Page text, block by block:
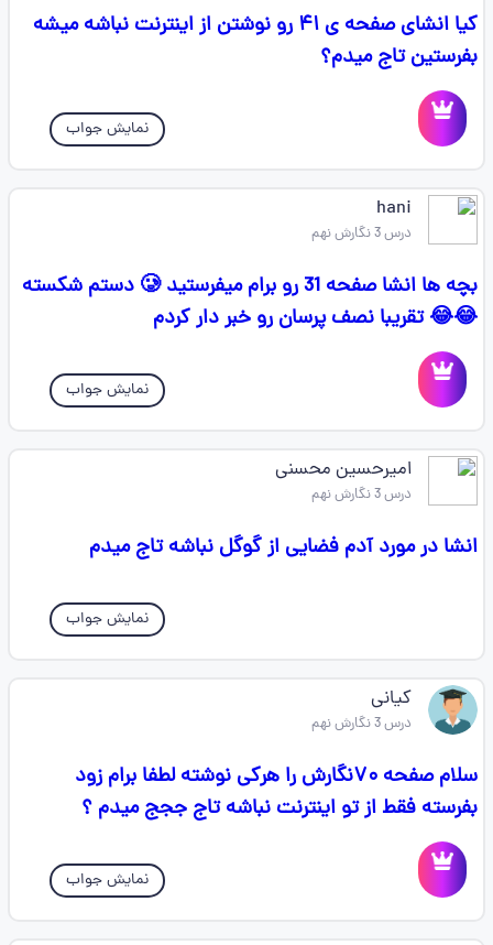
کیا انشای صفحه ی ۴۱ رو نوشتن از اینترنت نباشه میشه
بفرستین تاج میدم؟
نمایش جواب
hani
درس 3 نگارش نهم
بچه ها انشا صفحه 31 رو برام میفرستید 🥲 دستم شکسته
😂😂 تقریبا نصف پرسان رو خبر دار کردم
نمایش جواب
امیرحسین محسنی
درس 3 نگارش نهم
انشا در مورد آدم فضایی از گوگل نباشه تاج میدم
نمایش جواب
کیانی
درس 3 نگارش نهم
سلام صفحه ۷۰نگارش را هرکی نوشته لطفا برام زود
بفرسته فقط از تو اینترنت نباشه تاج ججج میدم ؟
نمایش جواب